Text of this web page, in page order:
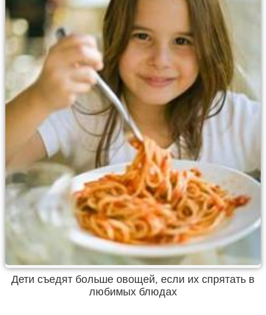
Дети съедят больше овощей, если их спрятать в
любимых блюдах